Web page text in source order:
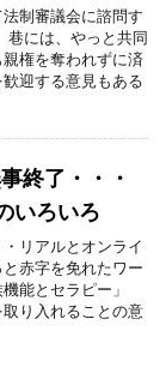
制審議会に諮問す
巷には、やっと共同
権を奪われずに済
迎する意見もある
終了・・・
いろいろ
リアルとオンライ
赤字を免れたワー
能とセラピー」
り入れることの意